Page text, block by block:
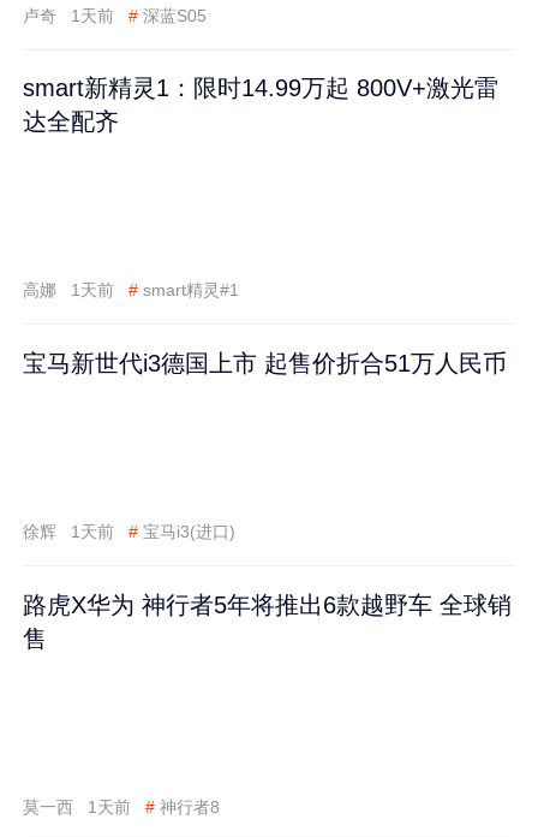
卢奇 1天前 # 深蓝S05
smart新精灵1：限时14.99万起 800V+激光雷
达全配齐
高娜 1天前 # smart精灵#1
宝马新世代i3德国上市 起售价折合51万人民币
徐辉 1天前 # 宝马i3(进口)
路虎X华为 神行者5年将推出6款越野车 全球销
售
莫一西 1天前 # 神行者8